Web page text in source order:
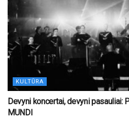
KULTŪRA
Devyni koncertai, devyni pasauliai:
MUNDI